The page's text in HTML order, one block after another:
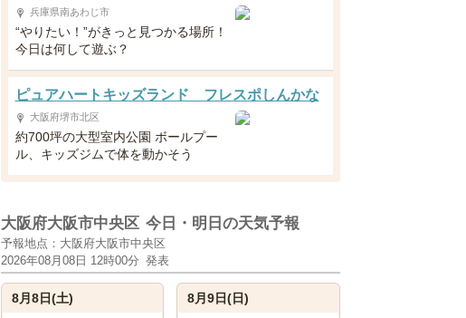
兵庫県南あわじ市
“やりたい！”がきっと見つかる場所！
今日は何して遊ぶ？
ピュアハートキッズランド フレスポしんかな
大阪府堺市北区
約700坪の大型室内公園 ボールプー
ル、キッズジムで体を動かそう
大阪府大阪市中央区 今日・明日の天気予報
予報地点：大阪府大阪市中央区
2026年08月08日 12時00分 発表
8月8日(土) 8月9日(日)